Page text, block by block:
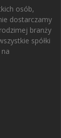
osób,
dostarczamy
branży
spółki